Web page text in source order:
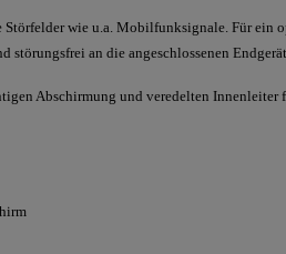
wie u.a. Mobilfunksignale. Für ein
an die angeschlossenen
Abschirmung und veredelten Innenleiter